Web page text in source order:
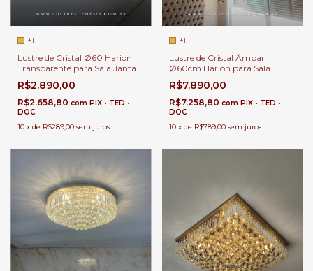
+1
Lustre de Cristal Ø60 Harion
Transparente para Sala Jantar |
Sala de Estar | Hall de Entrada |
Quartos
R$2.890,00
R$2.658,80 com PIX • TED •
DOC
10 x de R$289,00 sem juros
+1
Lustre de Cristal Âmbar
Ø60cm Harion para Sala
Jantar | Sala de Estar | Hall de
Entrada | Quartos
R$7.890,00
R$7.258,80 com PIX • TED •
DOC
10 x de R$789,00 sem juros